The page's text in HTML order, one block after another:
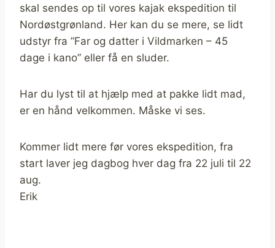
skal sendes op til vores kajak ekspedition til
Nordøstgrønland. Her kan du se mere, se lidt
udstyr fra ”Far og datter i Vildmarken – 45
dage i kano” eller få en sluder.
Har du lyst til at hjælp med at pakke lidt mad,
er en hånd velkommen. Måske vi ses.
Kommer lidt mere før vores ekspedition, fra
start laver jeg dagbog hver dag fra 22 juli til 22
aug.
Erik